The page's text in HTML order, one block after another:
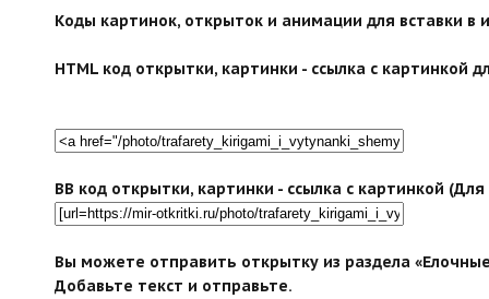
Коды картинок, открыток и анимации для вставки в
HTML код открытки, картинки - ссылка с картинкой
BB код открытки, картинки - ссылка с картинкой
Вы можете отправить открытку из раздела
Добавьте текст и отправьте.